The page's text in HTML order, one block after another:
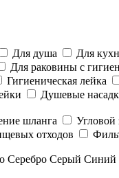
Для душа Для
Для раковины с
Гигиеническая лейка
Душевые
шланга Угловой
отходов
Серебро Серый Синий